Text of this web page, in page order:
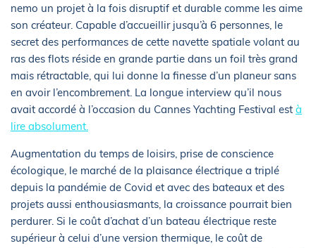
nemo un projet à la fois disruptif et durable comme les aime
son créateur. Capable d’accueillir jusqu’à 6 personnes, le
secret des performances de cette navette spatiale volant au
ras des flots réside en grande partie dans un foil très grand
mais rétractable, qui lui donne la finesse d’un planeur sans
en avoir l’encombrement. La longue interview qu’il nous
avait accordé à l’occasion du Cannes Yachting Festival est à
lire absolument.
Augmentation du temps de loisirs, prise de conscience
écologique, le marché de la plaisance électrique a triplé
depuis la pandémie de Covid et avec des bateaux et des
projets aussi enthousiasmants, la croissance pourrait bien
perdurer. Si le coût d’achat d’un bateau électrique reste
supérieur à celui d’une version thermique, le coût de